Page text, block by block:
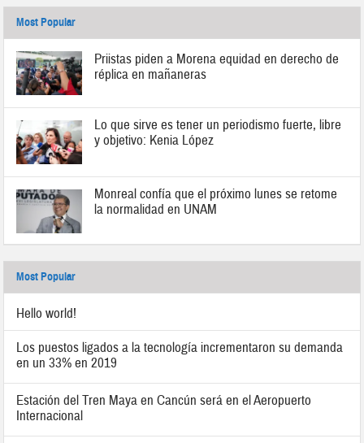
Most Popular
Priistas piden a Morena equidad en derecho de
réplica en mañaneras
Lo que sirve es tener un periodismo fuerte, libre
y objetivo: Kenia López
Monreal confía que el próximo lunes se retome
la normalidad en UNAM
Most Popular
Hello world!
Los puestos ligados a la tecnología incrementaron su demanda
en un 33% en 2019
Estación del Tren Maya en Cancún será en el Aeropuerto
Internacional